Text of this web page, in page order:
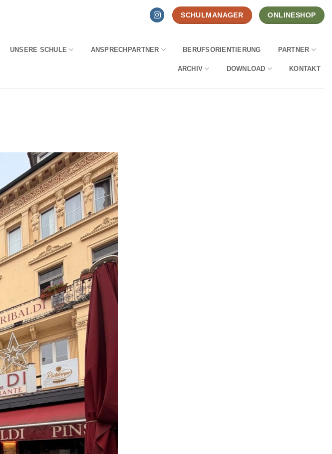
SCHULMANAGER ONLINESHOP
UNSERE SCHULE ANSPRECHPARTNER BERUFSORIENTIERUNG PARTNER
ARCHIV DOWNLOAD KONTAKT